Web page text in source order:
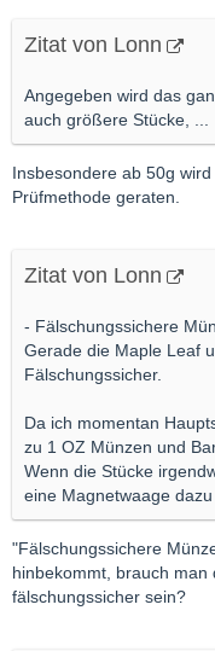
Zitat von Lonn
Angegeben wird das
auch größere Stücke, ...
Insbesondere ab 50g
Prüfmethode geraten.
Zitat von Lonn
- Fälschungssichere
Gerade die Maple Leaf
Fälschungssicher.
Da ich momentan
zu 1 OZ Münzen und
Wenn die Stücke
eine Magnetwaage
"Fälschungssichere
hinbekommt, brauch
fälschungssicher sein?